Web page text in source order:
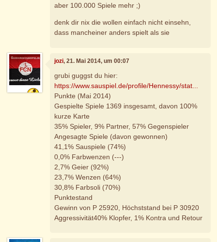
aber 100.000 Spiele mehr ;)
denk dir nix die wollen einfach nicht einsehn,
dass mancheiner anders spielt als sie
jozi, 21. Mai 2014, um 00:07
grubi guggst du hier:
https://www.sauspiel.de/profile/Hennessy/stat...
Punkte (Mai 2014)
Gespielte Spiele 1369 insgesamt, davon 100%
kurze Karte
35% Spieler, 9% Partner, 57% Gegenspieler
Angesagte Spiele (davon gewonnen)
41,1% Sauspiele (74%)
0,0% Farbwenzen (---)
2,7% Geier (92%)
23,7% Wenzen (64%)
30,8% Farbsoli (70%)
Punktestand
Gewinn von P 25920, Höchststand bei P 30920
Aggressivität40% Klopfer, 1% Kontra und Retour